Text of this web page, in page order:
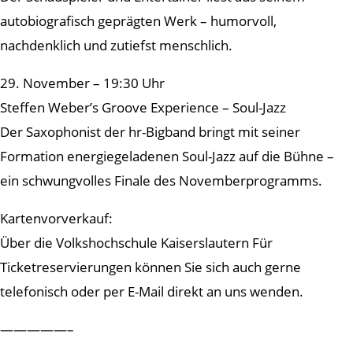
autobiografisch geprägten Werk – humorvoll,
nachdenklich und zutiefst menschlich.
29. November – 19:30 Uhr
Steffen Weber’s Groove Experience – Soul-Jazz
Der Saxophonist der hr-Bigband bringt mit seiner
Formation energiegeladenen Soul-Jazz auf die Bühne –
ein schwungvolles Finale des Novemberprogramms.
Kartenvorverkauf:
Über die Volkshochschule Kaiserslautern Für
Ticketreservierungen können Sie sich auch gerne
telefonisch oder per E-Mail direkt an uns wenden.
—————–